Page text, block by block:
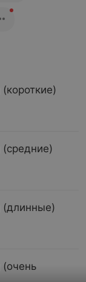
(средние)
(длинные)
(очень